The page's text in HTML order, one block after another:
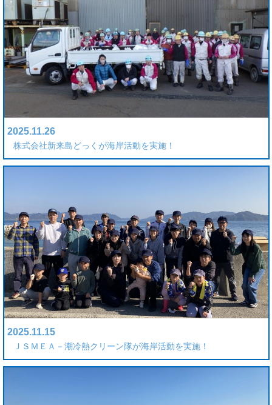
2025.11.26
株式会社新来島どっくが海岸活動を実施！
2025.11.15
ＪＳＭＥＡ－潮冷熱クリーン隊が海岸活動を実施！